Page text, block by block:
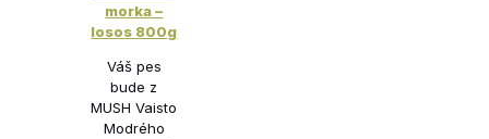
morka –
losos 800g
Váš pes
bude z
MUSH Vaisto
Modrého